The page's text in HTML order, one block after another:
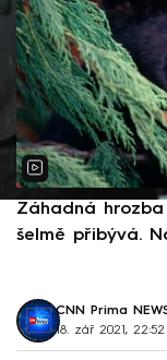
Záhadná
šelmě přibývá.
CNN Prima
18. zář 2021, 22:52